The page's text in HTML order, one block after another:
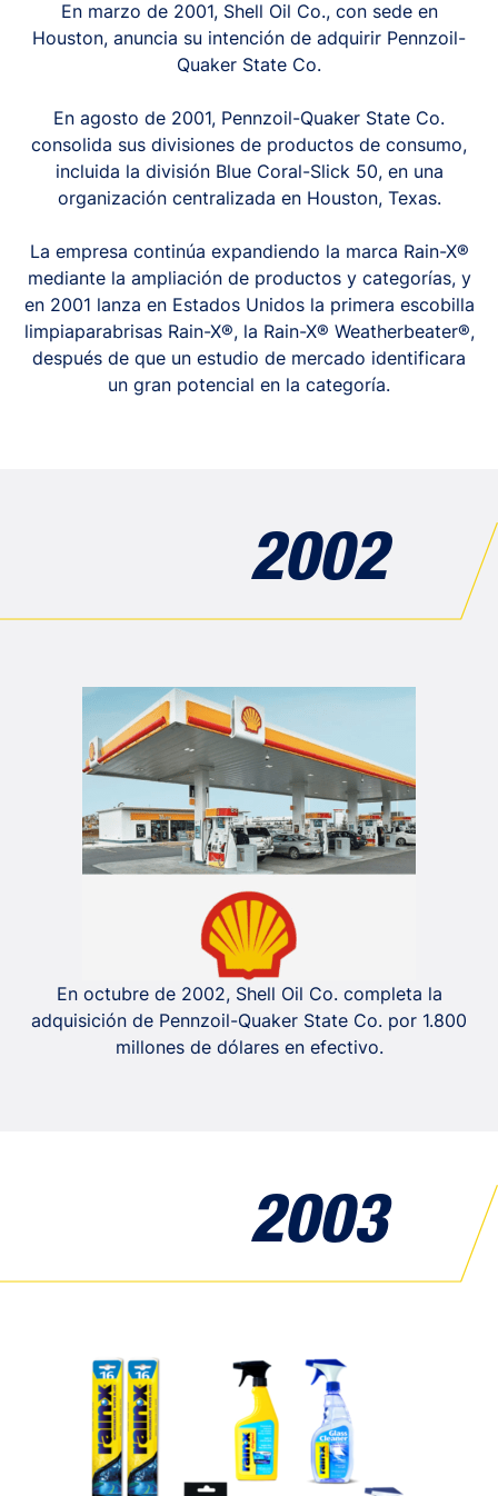
En marzo de 2001, Shell Oil Co., con sede en
Houston, anuncia su intención de adquirir Pennzoil-
Quaker State Co.
En agosto de 2001, Pennzoil-Quaker State Co.
consolida sus divisiones de productos de consumo,
incluida la división Blue Coral-Slick 50, en una
organización centralizada en Houston, Texas.
La empresa continúa expandiendo la marca Rain-X®
mediante la ampliación de productos y categorías, y
en 2001 lanza en Estados Unidos la primera escobilla
limpiaparabrisas Rain-X®, la Rain-X® Weatherbeater®,
después de que un estudio de mercado identificara
un gran potencial en la categoría.
2002
En octubre de 2002, Shell Oil Co. completa la
adquisición de Pennzoil-Quaker State Co. por 1.800
millones de dólares en efectivo.
2003